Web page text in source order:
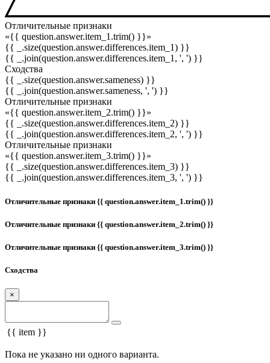
Отличительные признаки
«{{ question.answer.item_1.trim() }}»
{{ _.size(question.answer.differences.item_1) }}
{{ _.join(question.answer.differences.item_1, ', ') }}
Сходства
{{ _.size(question.answer.sameness) }}
{{ _.join(question.answer.sameness, ', ') }}
Отличительные признаки
«{{ question.answer.item_2.trim() }}»
{{ _.size(question.answer.differences.item_2) }}
{{ _.join(question.answer.differences.item_2, ', ') }}
Отличительные признаки
«{{ question.answer.item_3.trim() }}»
{{ _.size(question.answer.differences.item_3) }}
{{ _.join(question.answer.differences.item_3, ', ') }}
Отличительные признаки {{ question.answer.item_1.trim() }}
Отличительные признаки {{ question.answer.item_2.trim() }}
Отличительные признаки {{ question.answer.item_3.trim() }}
Сходства
×
{{ item }}
Пока не указано ни одного варианта.